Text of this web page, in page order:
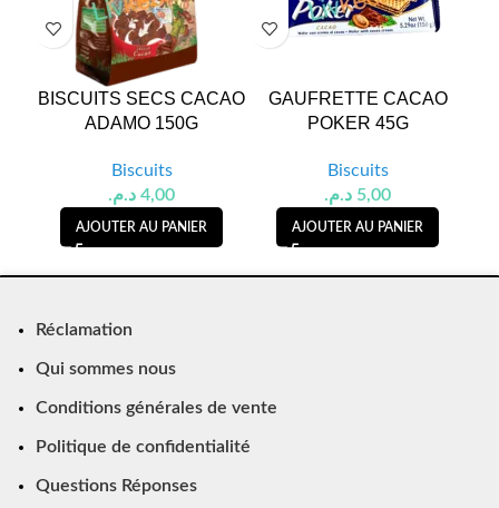
BISCUITS SECS CACAO
ADAMO 150G
Biscuits
4,00 د.م.
AJOUTER AU PANIER
GAUFRETTE CACAO
POKER 45G
Biscuits
5,00 د.م.
AJOUTER AU PANIER
Réclamation
Qui sommes nous
Conditions générales de vente
Politique de confidentialité
Questions Réponses